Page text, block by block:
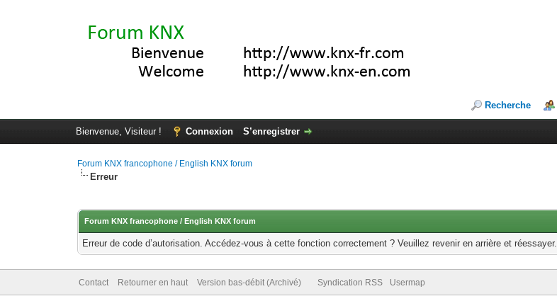
Recherche
Bienvenue, Visiteur ! Connexion S’enregistrer
Forum KNX francophone / English KNX forum
Erreur
Forum KNX francophone / English KNX forum
Erreur de code d’autorisation. Accédez-vous à cette fonction correctement ? Veuillez revenir en arrière et réessayer.
Contact Retourner en haut Version bas-débit (Archivé) Syndication RSS Usermap